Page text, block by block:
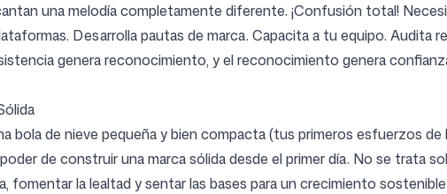
una melodía completamente diferente. ¡Confusión total!
Desarrolla pautas de marca. Capacita a tu equipo. Audita
genera reconocimiento, y el reconocimiento genera
bola de nieve pequeña y bien compacta (tus primeros esfuerzos de
de construir una marca sólida desde el primer día. No se trata
fomentar la lealtad y sentar las bases para un crecimiento